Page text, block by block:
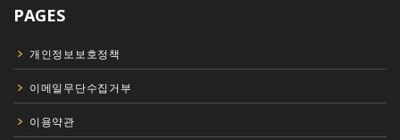
PAGES
개인정보보호정책
이메일무단수집거부
이용약관